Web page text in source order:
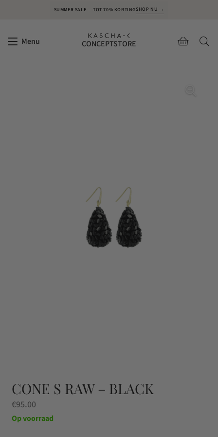
SUMMER SALE — TOT 70% KORTINGSHOP NU →
Menu CONCEPTSTORE
CONE S RAW – BLACK
€95.00
Op voorraad